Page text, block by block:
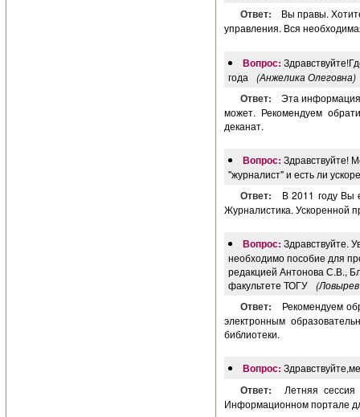
Ответ:
Вы правы.
управления. Вся
Вопрос:
года
(Анжелика Олеговна)
Ответ:
Эта информация
может. Рекомендуем
деканат.
Вопрос: Здравствуйте!
"журналист" и есть ли
Ответ:
В 2011 году Вы
Журналистика. Ускоренной
Вопрос: Здравствуйте.
необходимо пособие для
редакцией Антонова С.В.,
факультете ТОГУ
Ответ:
Рекомендуем
электронным
библиотеки.
Вопрос:
Ответ:
Летняя
Информационном портале